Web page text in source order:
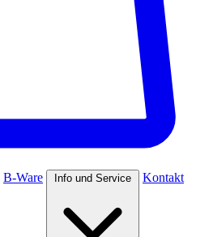
B-Ware Info und Service Kontakt